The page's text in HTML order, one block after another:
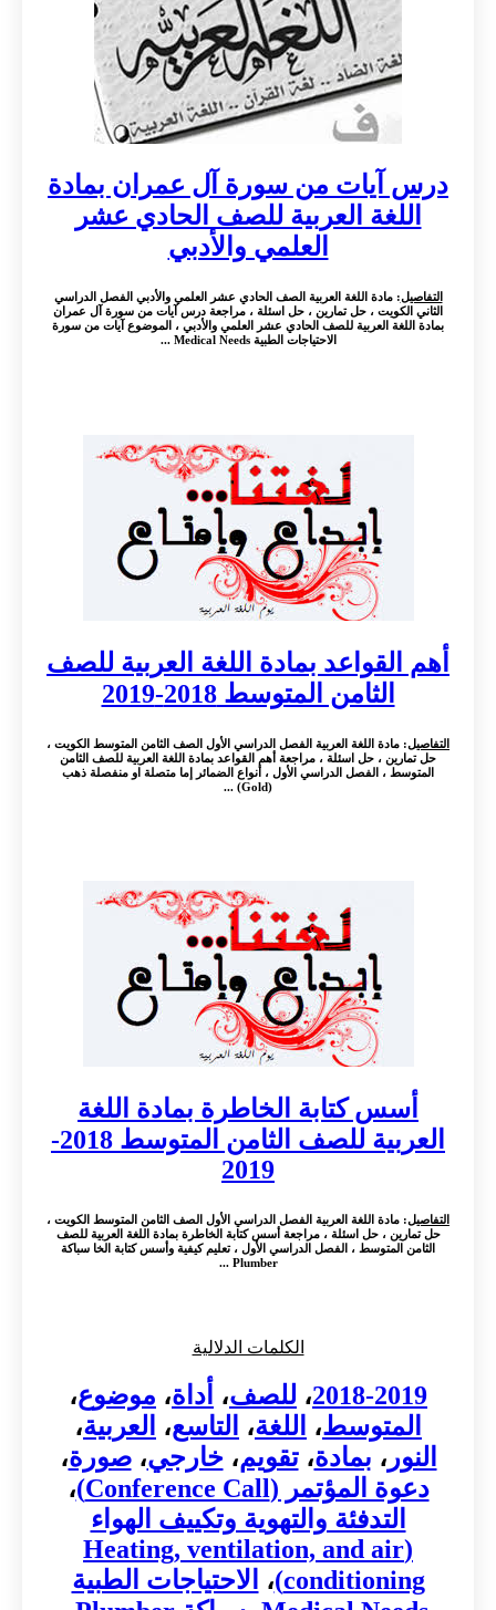
درس آيات من سورة آل عمران بمادة
اللغة العربية للصف الحادي عشر
العلمي والأدبي
التفاصيل: مادة اللغة العربية الصف الحادي عشر العلمي والأدبي الفصل الدراسي
الثاني الكويت ، حل تمارين ، حل اسئلة ، مراجعة درس آيات من سورة آل عمران
بمادة اللغة العربية للصف الحادي عشر العلمي والأدبي ، الموضوع آيات من سورة
الاحتياجات الطبية Medical Needs ...
أهم القواعد بمادة اللغة العربية للصف
الثامن المتوسط 2018-2019
التفاصيل: مادة اللغة العربية الفصل الدراسي الأول الصف الثامن المتوسط الكويت ،
حل تمارين ، حل اسئلة ، مراجعة أهم القواعد بمادة اللغة العربية للصف الثامن
المتوسط ، الفصل الدراسي الأول ، أنواع الضمائر إما متصلة او منفصلة ذهب
(Gold) ...
أسس كتابة الخاطرة بمادة اللغة
العربية للصف الثامن المتوسط 2018-
2019
التفاصيل: مادة اللغة العربية الفصل الدراسي الأول الصف الثامن المتوسط الكويت ،
حل تمارين ، حل اسئلة ، مراجعة أسس كتابة الخاطرة بمادة اللغة العربية للصف
الثامن المتوسط ، الفصل الدراسي الأول ، تعليم كيفية وأسس كتابة الخا سباكة
Plumber ...
الكلمات الدلالية
2018-2019، للصف، أداة، موضوع،
المتوسط، اللغة، التاسع، العربية،
النور ، بمادة،تقويم، خارجي،صورة،
دعوة المؤتمر (Conference Call)
،
التدفئة والتهوية وتكييف الهواء
(Heating, ventilation, and air
conditioning) ،
الاحتياجات الطبية